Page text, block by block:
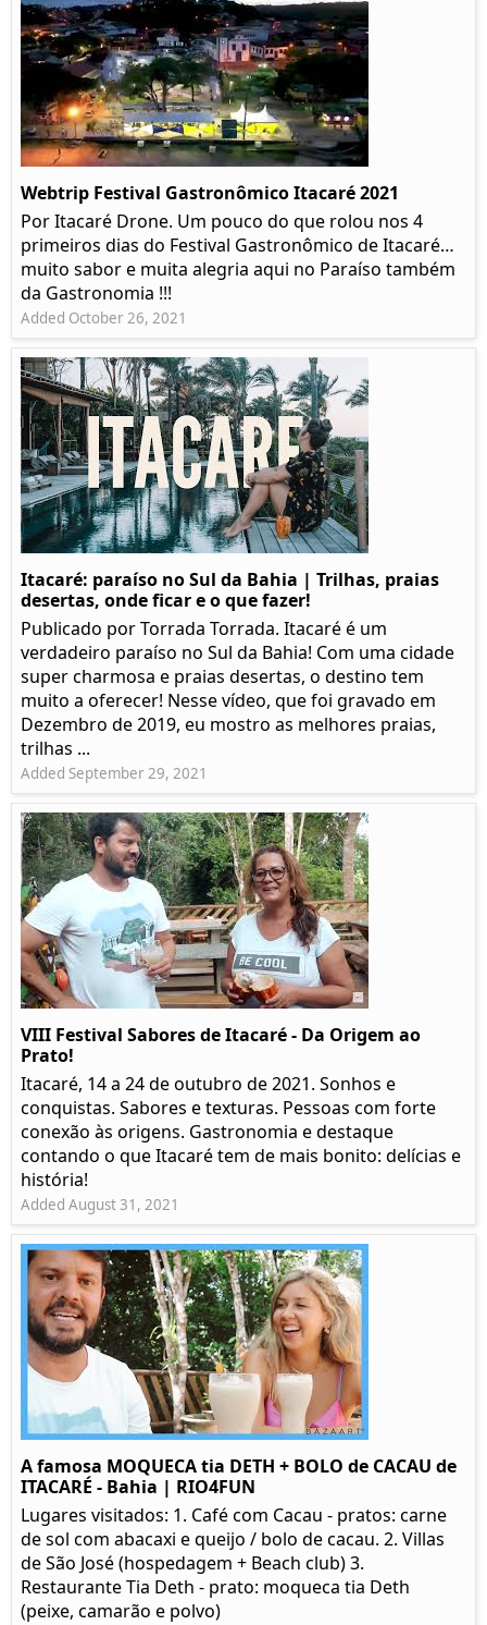
Webtrip Festival Gastronômico Itacaré 2021
Por Itacaré Drone. Um pouco do que rolou nos 4
primeiros dias do Festival Gastronômico de Itacaré…
muito sabor e muita alegria aqui no Paraíso também
da Gastronomia !!!
Added October 26, 2021
Itacaré: paraíso no Sul da Bahia | Trilhas, praias
desertas, onde ficar e o que fazer!
Publicado por Torrada Torrada. Itacaré é um
verdadeiro paraíso no Sul da Bahia! Com uma cidade
super charmosa e praias desertas, o destino tem
muito a oferecer! Nesse vídeo, que foi gravado em
Dezembro de 2019, eu mostro as melhores praias,
trilhas ...
Added September 29, 2021
VIII Festival Sabores de Itacaré - Da Origem ao
Prato!
Itacaré, 14 a 24 de outubro de 2021. Sonhos e
conquistas. Sabores e texturas. Pessoas com forte
conexão às origens. Gastronomia e destaque
contando o que Itacaré tem de mais bonito: delícias e
história!
Added August 31, 2021
A famosa MOQUECA tia DETH + BOLO de CACAU de
ITACARÉ - Bahia | RIO4FUN
Lugares visitados: 1. Café com Cacau - pratos: carne
de sol com abacaxi e queijo / bolo de cacau. 2. Villas
de São José (hospedagem + Beach club) 3.
Restaurante Tia Deth - prato: moqueca tia Deth
(peixe, camarão e polvo)